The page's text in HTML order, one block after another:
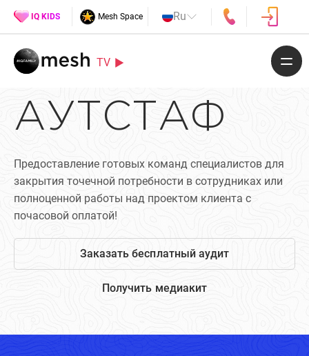
IQ KIDS Mesh Space Ru
TV
АУТСТАФ
Предоставление готовых команд специалистов для
закрытия точечной потребности в сотрудниках или
полноценной работы над проектом клиента с
почасовой оплатой!
Заказать бесплатный аудит
Получить медиакит